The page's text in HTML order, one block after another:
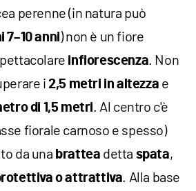
perenne(in natura può
7–10 anni) non è un fiore
infiorescenza. Non
i2,5 metri in altezza e
di 1,5 metri. Al centro c'è
fiorale carnoso e spesso)
da una brattea detta spata,
o attrattiva. Alla base